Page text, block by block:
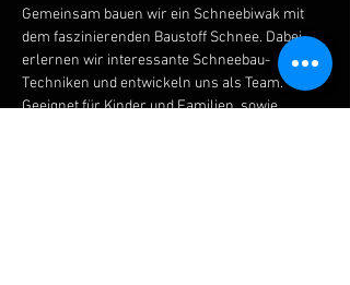
Gemeinsam bauen wir ein Schneebiwak mit
dem faszinierenden Baustoff Schnee. Dabei
erlernen wir interessante Schneebau-
Techniken und entwickeln uns als Team.
Geeignet für Kinder und Familien, sowie